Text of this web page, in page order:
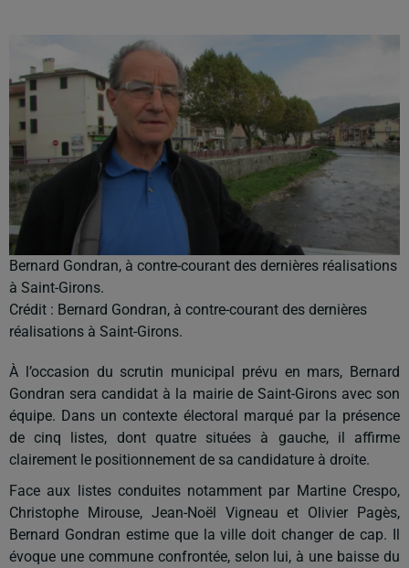
Bernard Gondran, à contre-courant des dernières réalisations
à Saint-Girons.
Crédit : Bernard Gondran, à contre-courant des dernières
réalisations à Saint-Girons.
À l’occasion du scrutin municipal prévu en mars, Bernard
Gondran sera candidat à la mairie de Saint-Girons avec son
équipe. Dans un contexte électoral marqué par la présence
de cinq listes, dont quatre situées à gauche, il affirme
clairement le positionnement de sa candidature à droite.
Face aux listes conduites notamment par Martine Crespo,
Christophe Mirouse, Jean-Noël Vigneau et Olivier Pagès,
Bernard Gondran estime que la ville doit changer de cap. Il
évoque une commune confrontée, selon lui, à une baisse du